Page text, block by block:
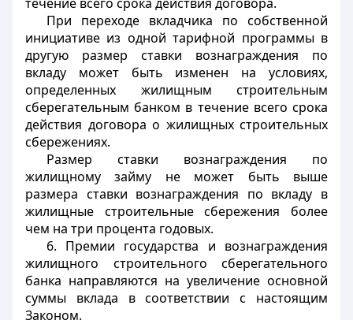
При переходе вкладчика по собственной
инициативе из одной тарифной программы в
другую размер ставки вознаграждения по
вкладу может быть изменен на условиях,
определенных жилищным строительным
сберегательным банком в течение всего срока
действия договора о жилищных строительных
сбережениях.
Размер ставки вознаграждения по
жилищному займу не может быть выше
размера ставки вознаграждения по вкладу в
жилищные строительные сбережения более
чем на три процента годовых.
6. Премии государства и вознаграждения
жилищного строительного сберегательного
банка направляются на увеличение основной
суммы вклада в соответствии с настоящим
Законом.